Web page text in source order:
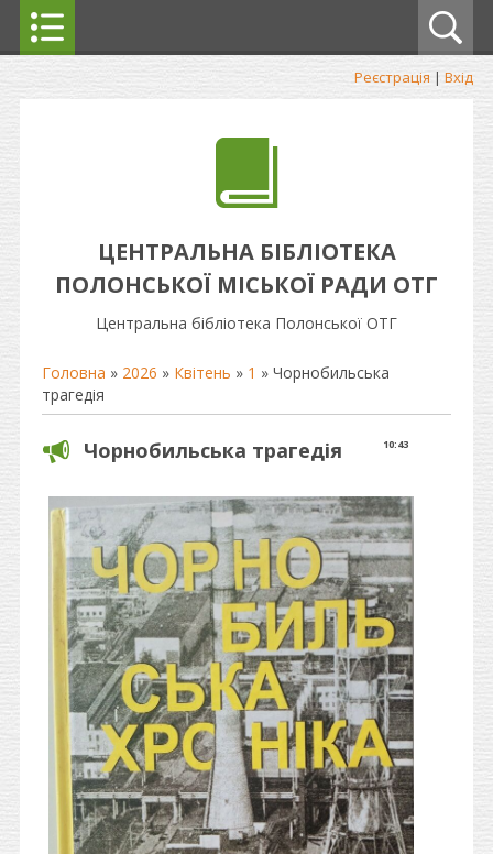
Реєстрація | Вхід
ЦЕНТРАЛЬНА БІБЛІОТЕКА
ПОЛОНСЬКОЇ МІСЬКОЇ РАДИ ОТГ
Центральна бібліотека Полонської ОТГ
Головна » 2026 » Квітень » 1 » Чорнобильська
трагедія
10:43
Чорнобильська трагедія